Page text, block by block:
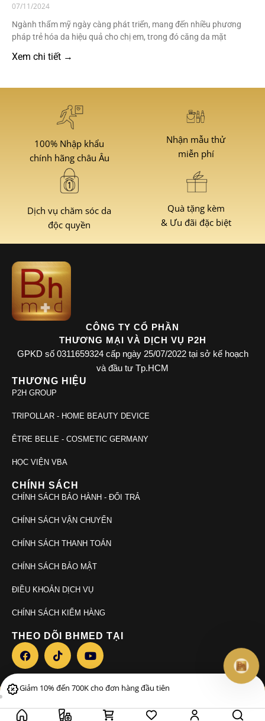
07/11/2024
Ngành thẩm mỹ ngày càng phát triển, mang đến nhiều phương
pháp trẻ hóa da hiệu quả cho chị em, trong đó căng da mặt
Xem chi tiết →
100% Nhập khẩu
chính hãng châu Âu
Nhận mẫu thử
miễn phí
Dịch vụ chăm sóc da
độc quyền
Quà tặng kèm
& Ưu đãi đặc biệt
CÔNG TY CỔ PHẦN
THƯƠNG MẠI VÀ DỊCH VỤ P2H
GPKD số 0311659324 cấp ngày 25/07/2022 tại sở kế hoạch
và đầu tư Tp.HCM
THƯƠNG HIỆU
P2H GROUP
TRIPOLLAR - HOME BEAUTY DEVICE
ÊTRE BELLE - COSMETIC GERMANY
HỌC VIỆN VBA
CHÍNH SÁCH
CHÍNH SÁCH BẢO HÀNH - ĐỔI TRẢ
CHÍNH SÁCH VẬN CHUYỂN
CHÍNH SÁCH THANH TOÁN
CHÍNH SÁCH BẢO MẬT
ĐIỀU KHOẢN DỊCH VỤ
CHÍNH SÁCH KIỂM HÀNG
THEO DÕI BHMED TẠI
© 2026. Bhmed
Giảm 10% đến 700K cho đơn hàng đầu tiên